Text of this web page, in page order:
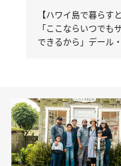
【ハワイ島で暮らす
「ここならいつでも
できるから」デール